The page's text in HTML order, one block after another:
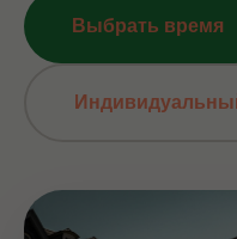
Выбрать время